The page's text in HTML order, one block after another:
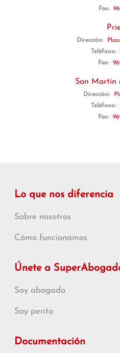
Fax:
Dirección:
Teléfono:
Fax:
San Martín
Dirección:
Teléfono:
Fax:
Lo que nos diferencia
Sobre nosotros
Cómo funcionamos
Únete a
Soy abogado
Soy perito
Documentación